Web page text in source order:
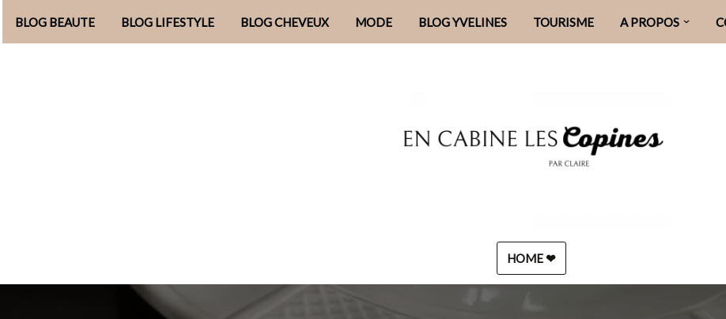
Aller
BLOG BEAUTE BLOG LIFESTYLE BLOG CHEVEUX MODE BLOG YVELINES TOURISME A PROPOS
HOME ❤︎